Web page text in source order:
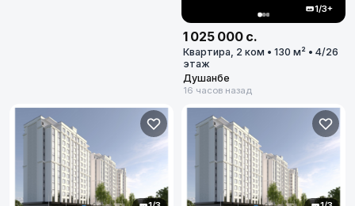
1/3+
1 025 000 с.
Квартира, 2 ком • 130 м² • 4/26
этаж
Душанбе
16 часов назад